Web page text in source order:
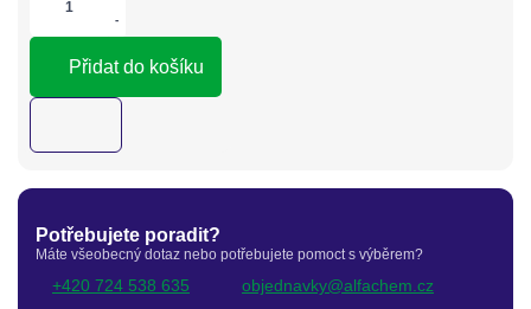
-
Přidat do košíku
Potřebujete poradit?
Máte všeobecný dotaz nebo potřebujete pomoct s výběrem?
+420 724 538 635 objednavky@alfachem.cz